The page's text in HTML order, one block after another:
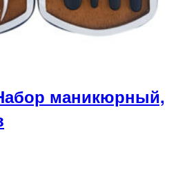
маникюрный,